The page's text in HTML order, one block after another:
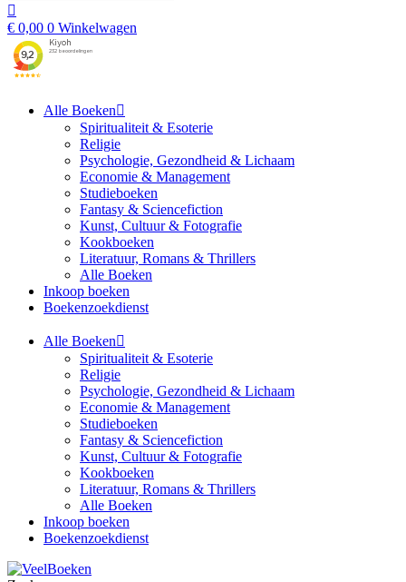
€ 0,00 0 Winkelwagen
Alle Boeken
Spiritualiteit & Esoterie
Religie
Psychologie, Gezondheid & Lichaam
Economie & Management
Studieboeken
Fantasy & Sciencefiction
Kunst, Cultuur & Fotografie
Kookboeken
Literatuur, Romans & Thrillers
Alle Boeken
Inkoop boeken
Boekenzoekdienst
Alle Boeken
Spiritualiteit & Esoterie
Religie
Psychologie, Gezondheid & Lichaam
Economie & Management
Studieboeken
Fantasy & Sciencefiction
Kunst, Cultuur & Fotografie
Kookboeken
Literatuur, Romans & Thrillers
Alle Boeken
Inkoop boeken
Boekenzoekdienst